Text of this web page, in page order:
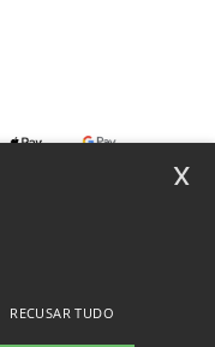
RECUSAR TUDO
x